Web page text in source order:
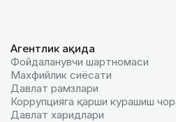
Агентлик ҳақида
Фойдаланувчи шартномаси
Махфийлик сиёсати
Давлат рамзлари
Коррупцияга қарши курашиш
Давлат харидлари